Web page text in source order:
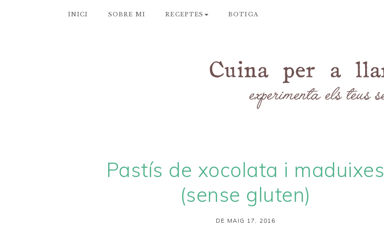
INICI SOBRE MI RECEPTES BOTIGA
Pastís de xocolata i maduixes
(sense gluten)
DE MAIG 17, 2016